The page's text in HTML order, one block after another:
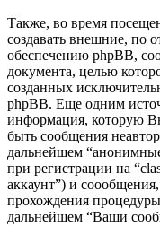
Также, во время
создавать внешние, по
обеспечению phpBB,
документа, целью
созданных
phpBB. Еще одним
информация, которую
быть сообщения
дальнейшем
при регистрации на
аккаунт”) и
прохождения
дальнейшем “Ваши